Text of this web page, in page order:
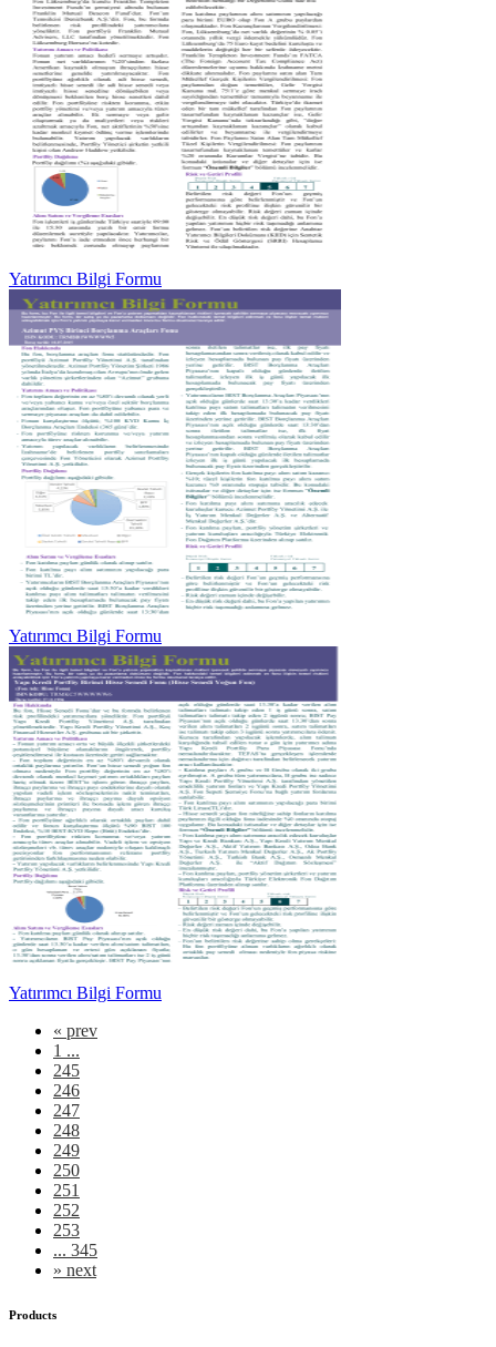
Yatırımcı Bilgi Formu
Yatırımcı Bilgi Formu
Yatırımcı Bilgi Formu
« prev
1 ...
245
246
247
248
249
250
251
252
253
... 345
» next
Products